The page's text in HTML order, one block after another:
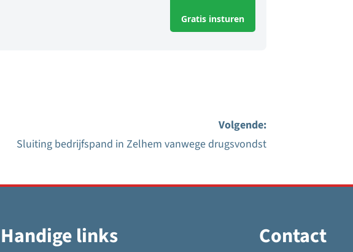
Gratis insturen
Volgende:
Sluiting bedrijfspand in Zelhem vanwege drugsvondst
Handige links Contact